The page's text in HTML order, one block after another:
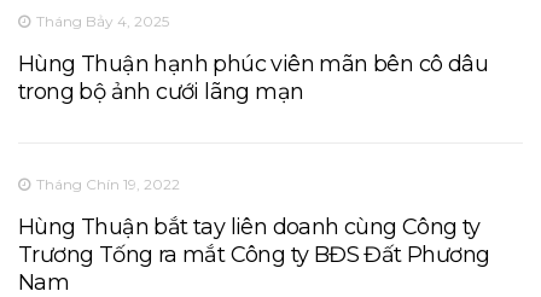
Tháng Bảy 4, 2025
Hùng Thuận hạnh phúc viên mãn bên cô dâu
trong bộ ảnh cưới lãng mạn
Tháng Chín 19, 2022
Hùng Thuận bắt tay liên doanh cùng Công ty
Trương Tống ra mắt Công ty BĐS Đất Phương
Nam